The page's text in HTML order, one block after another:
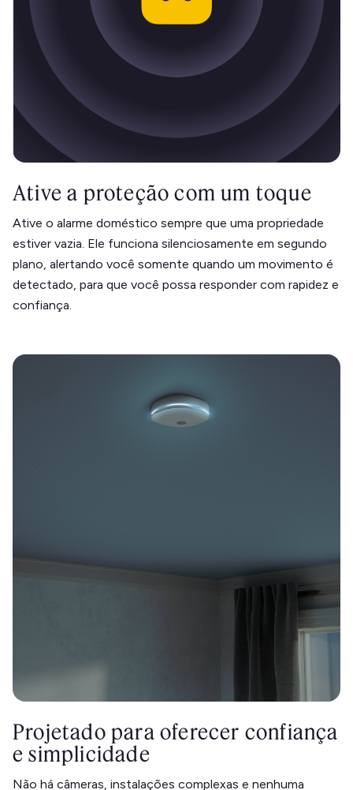
Ative a proteção com um toque
Ative o alarme doméstico sempre que uma propriedade
estiver vazia. Ele funciona silenciosamente em segundo
plano, alertando você somente quando um movimento é
detectado, para que você possa responder com rapidez e
confiança.
Projetado para oferecer confiança
e simplicidade
Não há câmeras, instalações complexas e nenhuma